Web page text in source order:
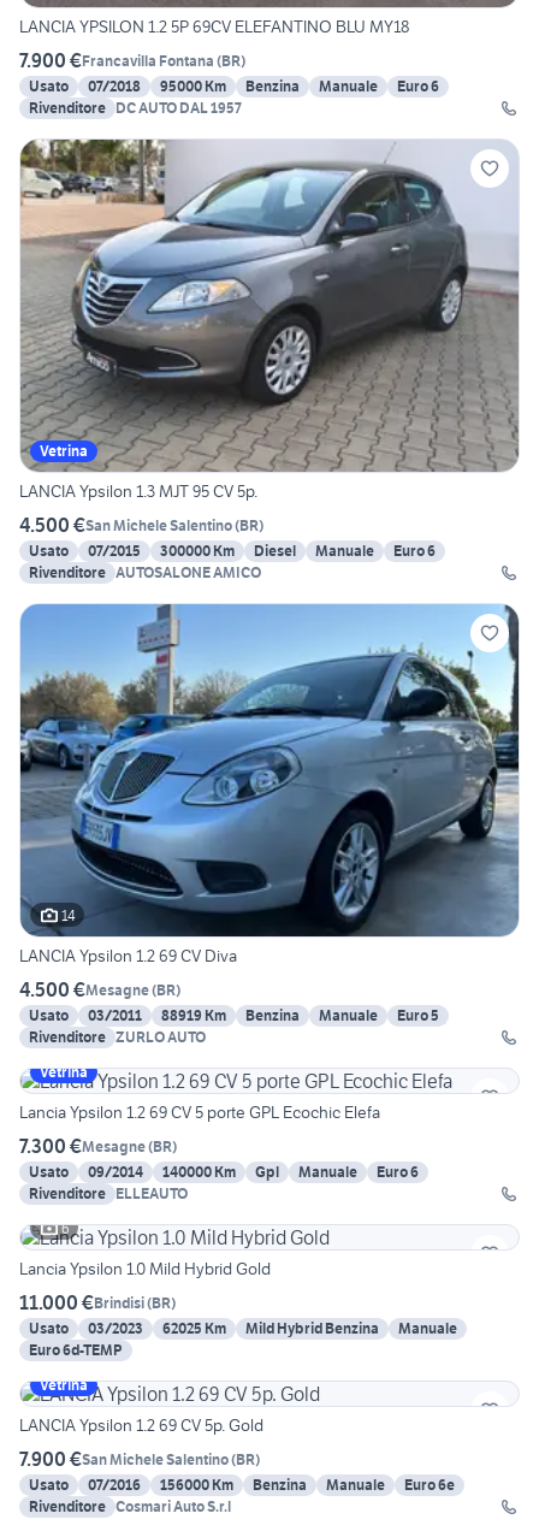
LANCIA YPSILON 1.2 5P 69CV ELEFANTINO BLU MY18
7.900 €Francavilla Fontana (BR)
Usato
07/2018 95000 Km Benzina Manuale
Euro 6
Rivenditore DC AUTO DAL 1957
Vetrina
LANCIA Ypsilon 1.3 MJT 95 CV 5p.
4.500 €San Michele Salentino(BR)
Usato
07/2015 300000 Km Diesel Manuale
Euro 6
Rivenditore AUTOSALONE AMICO
14
LANCIA Ypsilon 1.2 69 CV Diva
4.500 €Mesagne(BR)
Usato
03/2011 88919 Km Benzina Manuale
Euro 5
Rivenditore ZURLO AUTO
Vetrina
Lancia Ypsilon 1.2 69 CV 5 porte GPL Ecochic Elefa
7.300 €Mesagne(BR)
Usato
09/2014 140000 Km Gpl Manuale
Euro 6
Rivenditore ELLEAUTO
6
Lancia Ypsilon 1.0 Mild Hybrid Gold
11.000 €Brindisi(BR)
Usato
03/2023 62025 Km Mild Hybrid Benzina
Manuale
Euro 6d-TEMP
Vetrina
LANCIA Ypsilon 1.2 69 CV 5p. Gold
7.900 €San Michele Salentino(BR)
Usato
07/2016 156000 Km Benzina Manuale
Euro 6e
Rivenditore Cosmari Auto S.r.l